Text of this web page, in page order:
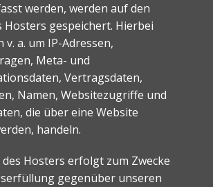
werden, werden auf den
Hosters gespeichert. Hierbei
v. a. um IP-Adressen,
Meta- und
Vertragsdaten,
Namen, Websitezugriffe und
die über eine Website
handeln.
des Hosters erfolgt zum Zwecke
gegenüber unseren